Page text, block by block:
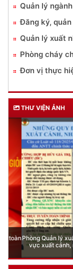
Quản lý
Đăng ký,
Quản lý xuất
Phòng cháy
Đơn vị thực
THƯ VIỆN ẢNH
Phòng Quản lý xuất
vực xuất cảnh,